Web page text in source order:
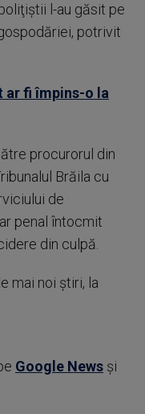
l-au găsit pe
potrivit
ar fi împins-o la
procurorul din
Brăila cu
de
penal întocmit
din culpă.
mai noi știri, la
Google News şi